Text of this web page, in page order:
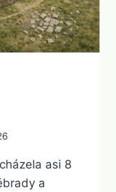
asi 8
a